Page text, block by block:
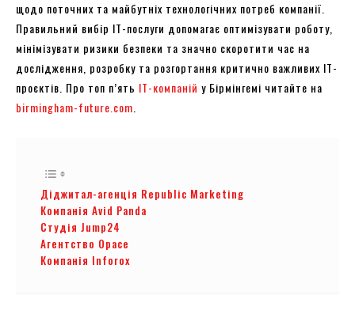
щодо поточних та майбутніх технологічних потреб компанії.
Правильний вибір ІТ-послуги допомагає оптимізувати роботу,
мінімізувати ризики безпеки та значно скоротити час на
дослідження, розробку та розгортання критично важливих ІТ-
проєктів. Про топ п’ять ІТ-компаній у Бірмінгемі читайте на
birmingham-future.com
Діджитал-агенція Republic Marketing
Компанія Avid Panda
Студія Jump24
Агентство Opace
Компанія Inforox